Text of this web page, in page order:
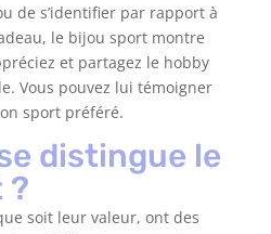
de s’identifier par rapport à
le bijou sport montre
et partagez le hobby
Vous pouvez lui témoigner
sport préféré.
distingue le
?
soit leur valeur, ont des